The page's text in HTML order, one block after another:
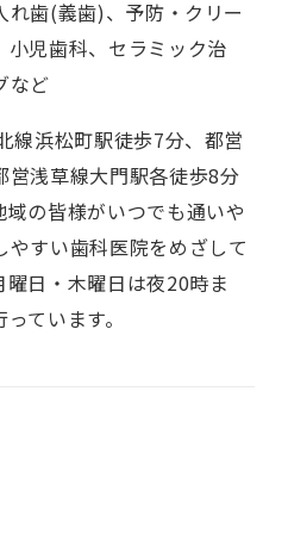
れ歯(義歯)、予防・クリー
小児歯科、セラミック治
など
線浜松町駅徒歩7分、都営
営浅草線大門駅各徒歩8分
の皆様がいつでも通いや
やすい歯科医院をめざして
曜日・木曜日は夜20時ま
ています。